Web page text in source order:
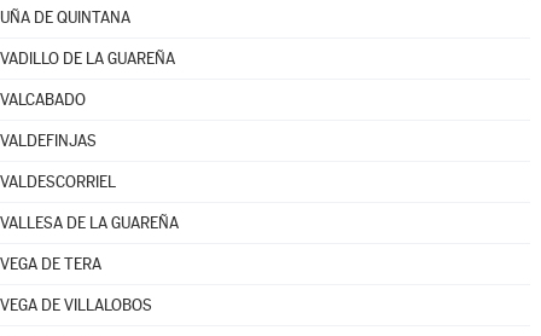
UÑA DE QUINTANA
VADILLO DE LA GUAREÑA
VALCABADO
VALDEFINJAS
VALDESCORRIEL
VALLESA DE LA GUAREÑA
VEGA DE TERA
VEGA DE VILLALOBOS